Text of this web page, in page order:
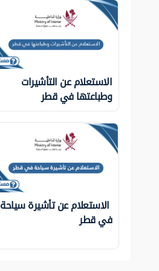
الاستعلام عن التأشيرات
وطباعتها في قطر
الاستعلام عن تأشيرة سياحة
في قطر